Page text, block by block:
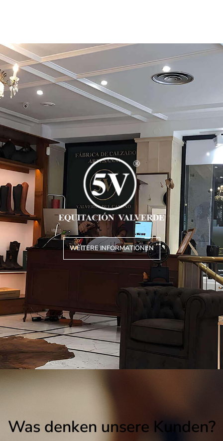
WEITERE INFORMATIONEN
Was denken unsere Kunden?